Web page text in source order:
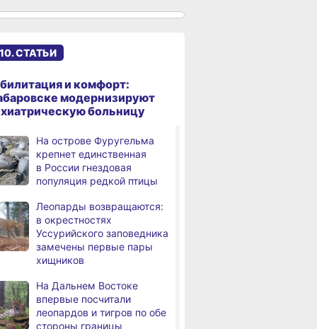
свыше миллиона рублей
В Хабаровске суд
рассмотрит дело об ошибке
при техобслуживании
самолёта
В Хабаровском крае
за сутки произошло 3
дорожно-транспортных
происшествий
В Хабаровске косметолог
осуждена
за мошенничество
В Хабаровске потушили
в деревянном доме
Более сотни граждан
СТАТЬИ
и комфорт:
модернизируют
больницу
На острове Фуругельма
крепнет единственная
в России гнездовая
популяция редкой птицы
Леопарды возвращаются:
в окрестностях
Уссурийского заповедника
замечены первые пары
хищников
На Дальнем Востоке
впервые посчитали
леопардов и тигров по обе
стороны границы